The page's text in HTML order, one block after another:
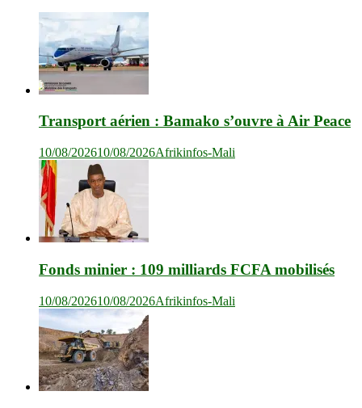
Transport aérien : Bamako s’ouvre à Air Peace
10/08/202610/08/2026Afrikinfos-Mali
Fonds minier : 109 milliards FCFA mobilisés
10/08/202610/08/2026Afrikinfos-Mali